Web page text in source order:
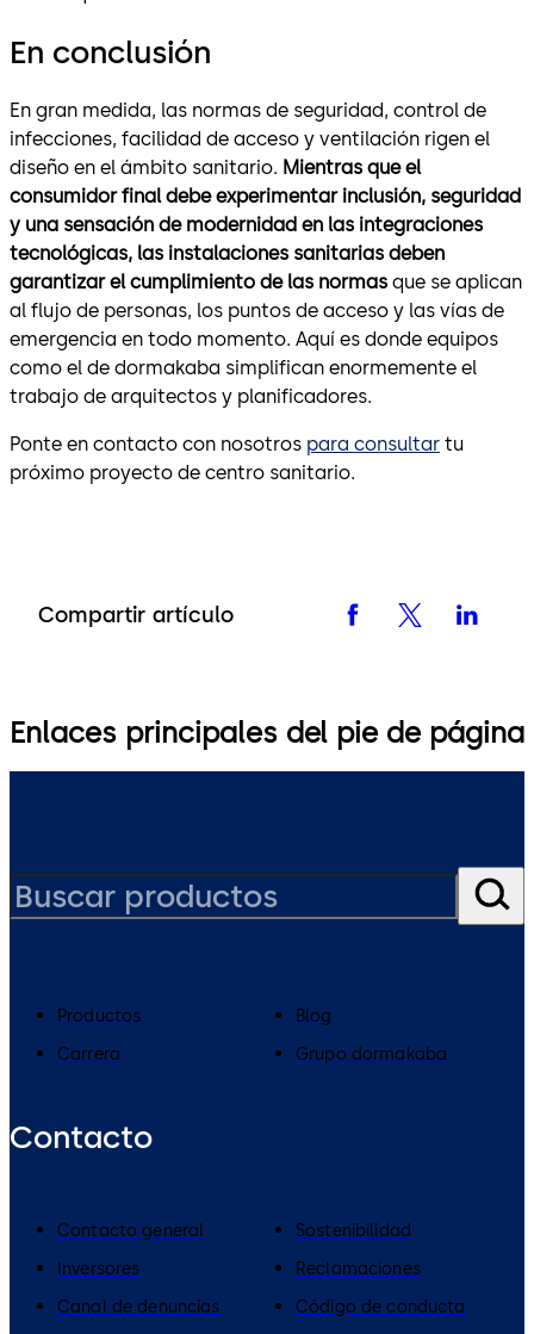
En conclusión
En gran medida, las normas de seguridad, control de
infecciones, facilidad de acceso y ventilación rigen el
diseño en el ámbito sanitario. Mientras que el
consumidor final debe experimentar inclusión, seguridad
y una sensación de modernidad en las integraciones
tecnológicas, las instalaciones sanitarias deben
garantizar el cumplimiento de las normas que se aplican
al flujo de personas, los puntos de acceso y las vías de
emergencia en todo momento. Aquí es donde equipos
como el de dormakaba simplifican enormemente el
trabajo de arquitectos y planificadores.
Ponte en contacto con nosotros para consultar tu
próximo proyecto de centro sanitario.
Compartir artículo
Enlaces principales del pie de página
Productos
Blog
Carrera
Grupo dormakaba
Contacto
Contacto general
Sostenibilidad
Inversores
Reclamaciones
Canal de denuncias
Código de conducta